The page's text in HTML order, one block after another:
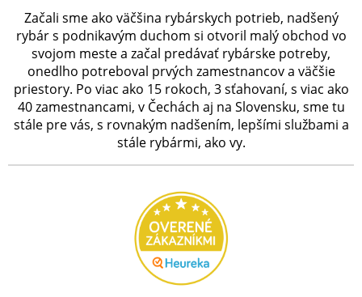
Začali sme ako väčšina rybárskych potrieb, nadšený
rybár s podnikavým duchom si otvoril malý obchod vo
svojom meste a začal predávať rybárske potreby,
onedlho potreboval prvých zamestnancov a väčšie
priestory. Po viac ako 15 rokoch, 3 sťahovaní, s viac ako
40 zamestnancami, v Čechách aj na Slovensku, sme tu
stále pre vás, s rovnakým nadšením, lepšími službami a
stále rybármi, ako vy.